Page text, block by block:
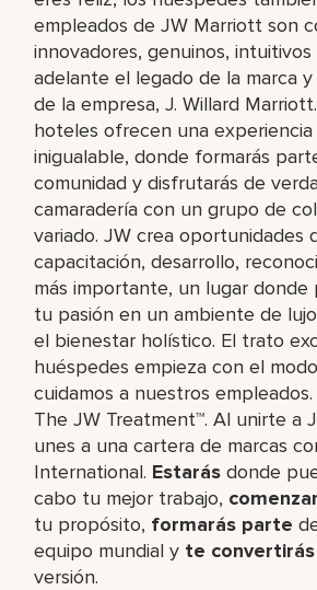
empleados de JW Marriott son
innovadores, genuinos, intuitivos
adelante el legado de la marca
de la empresa, J. Willard
hoteles ofrecen una experiencia
inigualable, donde formarás
comunidad y disfrutarás de
camaradería con un grupo de
variado. JW crea oportunidades
capacitación, desarrollo,
más importante, un lugar donde
tu pasión en un ambiente de
el bienestar holístico. El trato
huéspedes empieza con el
cuidamos a nuestros
The JW Treatment™. Al unirte a
unes a una cartera de marcas
International. Estarás donde
cabo tu mejor trabajo,​
tu propósito, formarás parte
equipo mundial y te convertirás
versión.